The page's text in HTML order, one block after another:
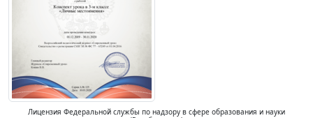
Лицензия Федеральной службы по надзору в сфере образования и науки